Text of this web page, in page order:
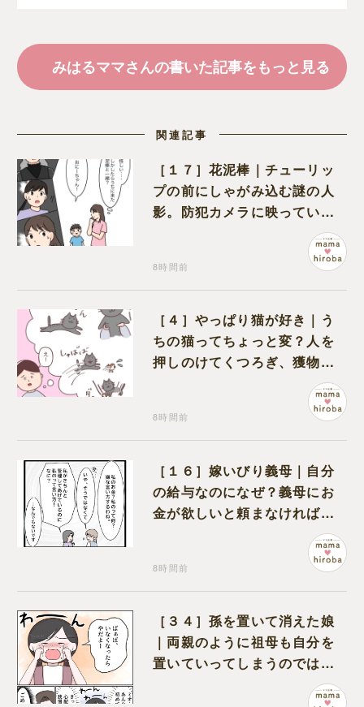
みはるママさんの書いた記事をもっと見る
関連記事
［１７］花泥棒｜チューリッ
プの前にしゃがみ込む謎の人
影。防犯カメラに映っていた
8時間前
［４］やっぱり猫が好き｜う
ちの猫ってちょっと変？人を
押しのけてくつろぎ、獲物に
も物怖じしない鋼のハート
8時間前
［１６］嫁いびり義母｜自分
の給与なのになぜ？義母にお
金が欲しいと頼まなければな
8時間前
［３４］孫を置いて消えた娘
｜両親のように祖母も自分を
置いていってしまうのでは？
と怯えて泣く孫に心が痛む